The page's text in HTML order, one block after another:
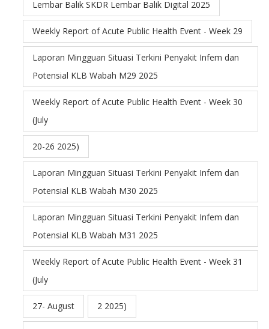
Lembar Balik SKDR Lembar Balik Digital 2025
Weekly Report of Acute Public Health Event - Week 29
Laporan Mingguan Situasi Terkini Penyakit Infem dan
Potensial KLB Wabah M29 2025
Weekly Report of Acute Public Health Event - Week 30
(July
20-26 2025)
Laporan Mingguan Situasi Terkini Penyakit Infem dan
Potensial KLB Wabah M30 2025
Laporan Mingguan Situasi Terkini Penyakit Infem dan
Potensial KLB Wabah M31 2025
Weekly Report of Acute Public Health Event - Week 31
(July
27- August 2 2025)